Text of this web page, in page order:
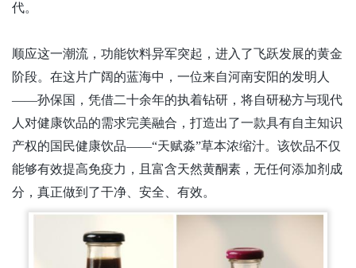
代。
顺应这一潮流，功能饮料异军突起，进入了飞跃发展的黄金
阶段。在这片广阔的蓝海中，一位来自河南安阳的发明人
——孙保国，凭借二十余年的执着钻研，将自研秘方与现代
人对健康饮品的需求完美融合，打造出了一款具有自主知识
产权的国民健康饮品——“天赋淼”草本浓缩汁。该饮品不仅
能够有效提高免疫力，且富含天然黄酮素，无任何添加剂成
分，真正做到了干净、安全、有效。